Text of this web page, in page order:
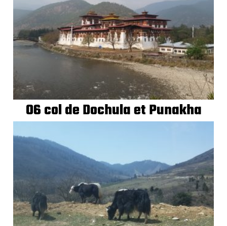
06 col de Dochula et Punakha